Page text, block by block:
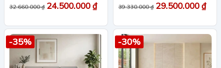
hạng55 sao
32.660.000₫ 24.500.000₫
hạng55 sao
39.330.000₫ 29.500.000₫
-35% -30%